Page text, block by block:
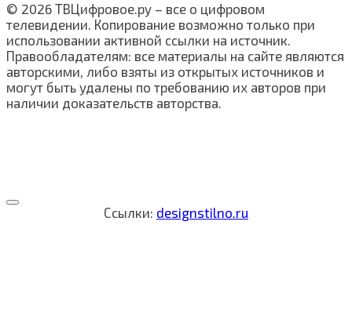
© 2026 ТВЦифровое.ру – все о цифровом
телевидении. Копирование возможно только при
использовании активной ссылки на источник.
Правообладателям: все материалы на сайте являются
авторскими, либо взяты из открытых источников и
могут быть удалены по требованию их авторов при
наличии доказательств авторства.
Ссылки: designstilno.ru